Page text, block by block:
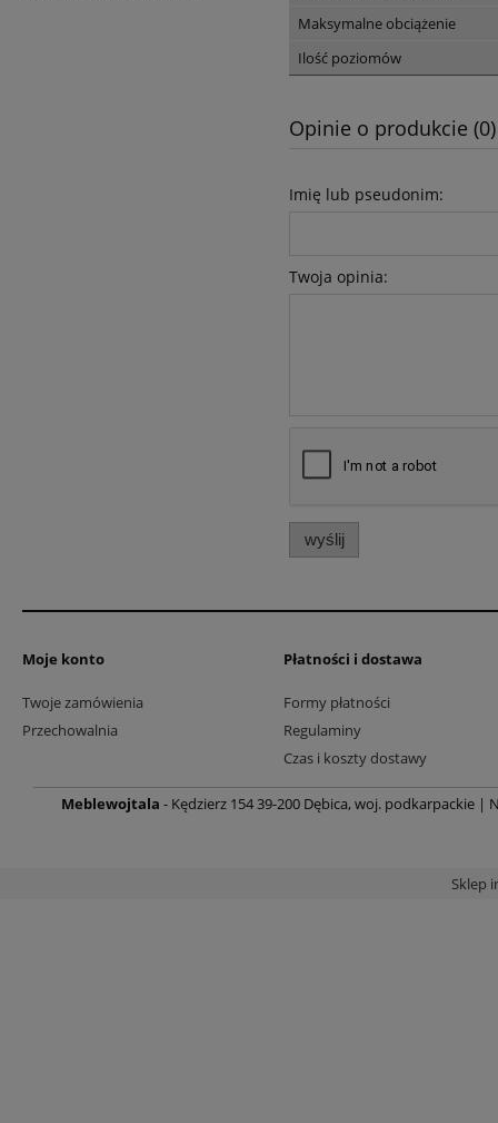
Maksymalne obciążenie
Ilość poziomów
Opinie o produkcie (0)
Imię lub pseudonim:
Twoja opinia:
wyślij
Moje konto
Twoje zamówienia
Przechowalnia
Płatności i dostawa
Formy płatności
Regulaminy
Czas i koszty dostawy
Meblewojtala - Kędzierz 154 39-200 Dębica, woj. podkarpackie |
Sklep